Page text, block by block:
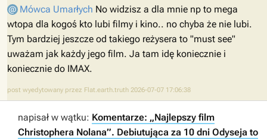
Mówca Umarłych No widzisz a dla mnie np to mega
wtopa dla kogoś kto lubi filmy i kino.. no chyba że nie lubi.
Tym bardziej jeszcze od takiego reżysera to "must see"
uważam jak każdy jego film. Ja tam idę koniecznie i
koniecznie do IMAX.
post wyedytowany przez Flat.earth.truth 2026-07-07 17:06:38
napisał w wątku: Komentarze: „Najlepszy film
Christophera Nolana”. Debiutująca za 10 dni Odyseja to